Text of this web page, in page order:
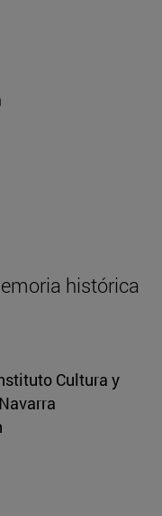
histórica
Cultura y